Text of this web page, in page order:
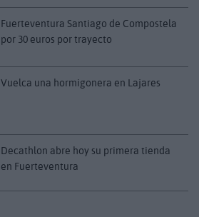
Fuerteventura Santiago de Compostela
por 30 euros por trayecto
Vuelca una hormigonera en Lajares
Decathlon abre hoy su primera tienda
en Fuerteventura